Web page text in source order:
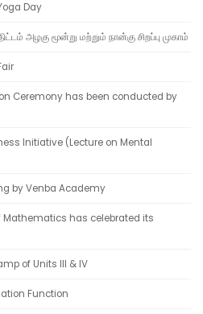
Day
அழகு மூன்று மற்றும் நான்கு சிறப்பு முகாம்
Ceremony has been conducted by
Initiative (Lecture on Mental
by Venba Academy
Mathematics has celebrated its
of Units III & IV
Function